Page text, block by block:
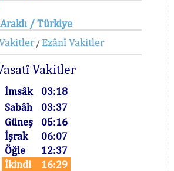
Araklı / Türkiye
/ Ezânî Vakitler
Vakitler
İmsâk
03:18
Sabâh
03:37
Güneş
05:16
İşrak
06:07
Öğle
12:37
İkindi
16:29